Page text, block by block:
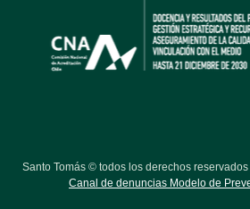
Santo Tomás © todos los derechos reservados
Canal de denuncias Modelo de